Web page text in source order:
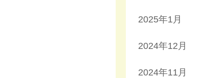
2025年1月
2024年12月
2024年11月